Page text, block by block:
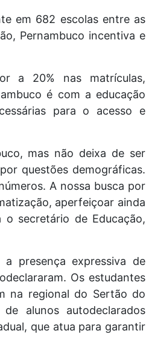
em 682 escolas entre as
Pernambuco incentiva e
a 20% nas matrículas,
é com a educação
para o acesso e
mas não deixa de ser
questões demográficas.
A nossa busca por
aperfeiçoar ainda
secretário de Educação,
presença expressiva de
Os estudantes
na regional do Sertão do
alunos autodeclarados
que atua para garantir